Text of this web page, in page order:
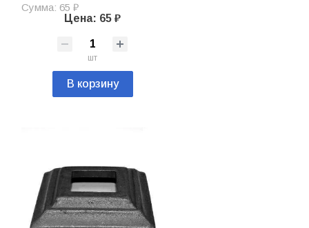
Сумма: 65 ₽
Цена: 65 ₽
шт
В корзину